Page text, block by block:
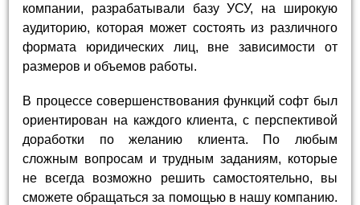
компании, разрабатывали базу УСУ, на широкую
аудиторию, которая может состоять из различного
формата юридических лиц, вне зависимости от
размеров и объемов работы.
В процессе совершенствования функций софт был
ориентирован на каждого клиента, с перспективой
доработки по желанию клиента. По любым
сложным вопросам и трудным заданиям, которые
не всегда возможно решить самостоятельно, вы
сможете обращаться за помощью в нашу компанию.